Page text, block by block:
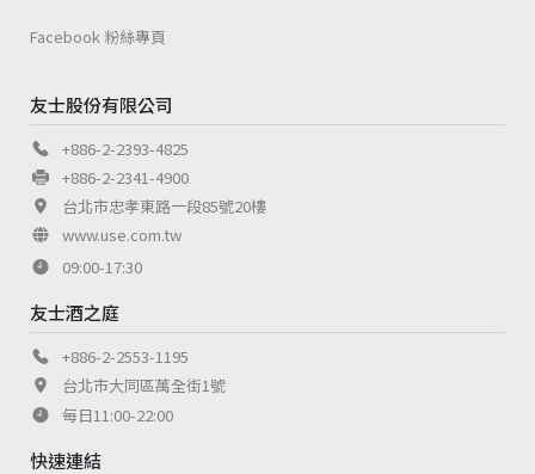
友士股份有限公司
+886-2-2393-4825
+886-2-2341-4900
台北市忠孝東路一段85號20樓
www.use.com.tw
09:00-17:30
友士酒之庭
+886-2-2553-1195
台北市大同區萬全街1號
每日11:00-22:00
快速連結
Facebook 粉絲專頁